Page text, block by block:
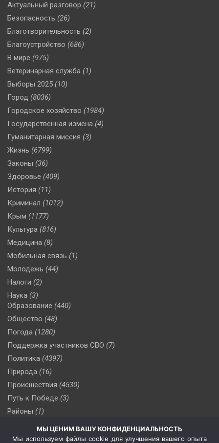
Актуальный разговор (21)
Безопасность (26)
Благотворительность (2)
Благоустройство (686)
В мире (975)
Ветеринарная служба (1)
Выборы 2025 (10)
Город (8036)
Городское хозяйство (1984)
Государственная измена (4)
Гуманитарная миссия (3)
Жизнь (6799)
Законы (36)
Здоровье (409)
История (11)
Криминал (1012)
Крым (1177)
Культура (816)
Медицина (8)
Мобильная связь (1)
Молодежь (44)
Налоги (2)
Наука (3)
Образование (440)
Общество (48)
Погода (1280)
Поддержка участников СВО (7)
Политика (4397)
Природа (16)
Происшествия (4530)
Путь к Победе (3)
Районы (1)
(510)
Сельское хозяйство (3)
МЫ ЦЕНИМ ВАШУ КОНФИДЕНЦИАЛЬНОСТЬ
Мы используем файлы cookie для улучшения вашего опыта